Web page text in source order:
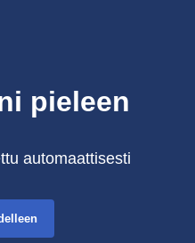
pieleen
automaattisesti